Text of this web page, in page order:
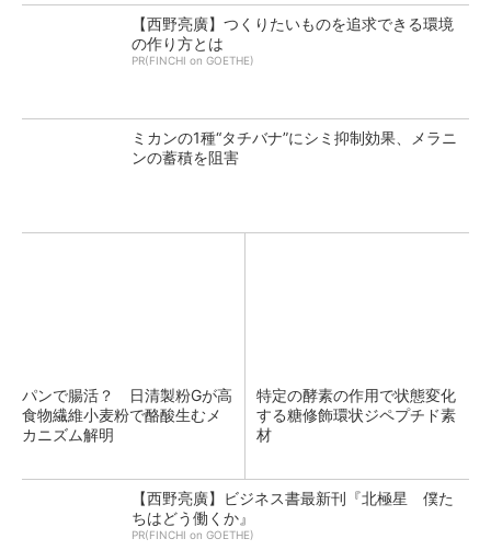
【西野亮廣】つくりたいものを追求できる環境
の作り方とは
PR(FINCHI on GOETHE)
ミカンの1種“タチバナ”にシミ抑制効果、メラニ
ンの蓄積を阻害
パンで腸活？ 日清製粉Gが高
食物繊維小麦粉で酪酸生むメ
カニズム解明
特定の酵素の作用で状態変化
する糖修飾環状ジペプチド素
材
【西野亮廣】ビジネス書最新刊『北極星 僕た
ちはどう働くか』
PR(FINCHI on GOETHE)